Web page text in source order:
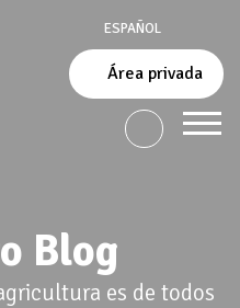
ESPAÑOL
Área privada
Blog
es de todos